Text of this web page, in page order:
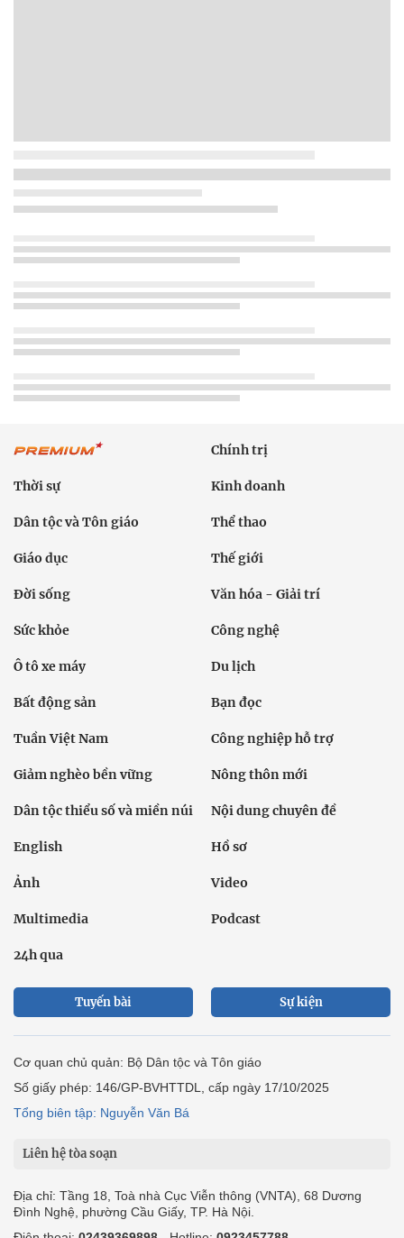
Chính trị
Thời sự Kinh doanh
Dân tộc và Tôn giáo Thể thao
Giáo dục Thế giới
Đời sống Văn hóa - Giải trí
Sức khỏe Công nghệ
Ô tô xe máy Du lịch
Bất động sản Bạn đọc
Tuần Việt Nam Công nghiệp hỗ trợ
Giảm nghèo bền vững Nông thôn mới
Dân tộc thiểu số và miền núi Nội dung chuyên đề
English Hồ sơ
Ảnh Video
Multimedia Podcast
24h qua
Tuyến bài Sự kiện
Cơ quan chủ quản: Bộ Dân tộc và Tôn giáo
Số giấy phép: 146/GP-BVHTTDL, cấp ngày 17/10/2025
Tổng biên tập: Nguyễn Văn Bá
Liên hệ tòa soạn
Địa chỉ: Tầng 18, Toà nhà Cục Viễn thông (VNTA), 68 Dương
Đình Nghệ, phường Cầu Giấy, TP. Hà Nội.